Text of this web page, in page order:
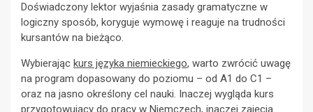
Doświadczony lektor wyjaśnia zasady gramatyczne w
logiczny sposób, koryguje wymowę i reaguje na trudności
kursantów na bieżąco.
Wybierając kurs języka niemieckiego, warto zwrócić uwagę
na program dopasowany do poziomu – od A1 do C1 –
oraz na jasno określony cel nauki. Inaczej wygląda kurs
przygotowujący do pracy w Niemczech, inaczej zajęcia